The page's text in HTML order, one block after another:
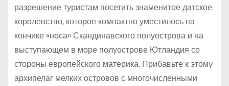
разрешение туристам посетить знаменитое датское
королевство, которое компактно уместилось на
кончике «носа» Скандинавского полуострова и на
выступающем в море полуострове Ютландия со
стороны европейского материка. Прибавьте к этому
архипелаг мелких островов с многочисленными